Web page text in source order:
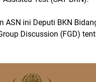
ASN ini Deputi BKN
Discussion (FGD)